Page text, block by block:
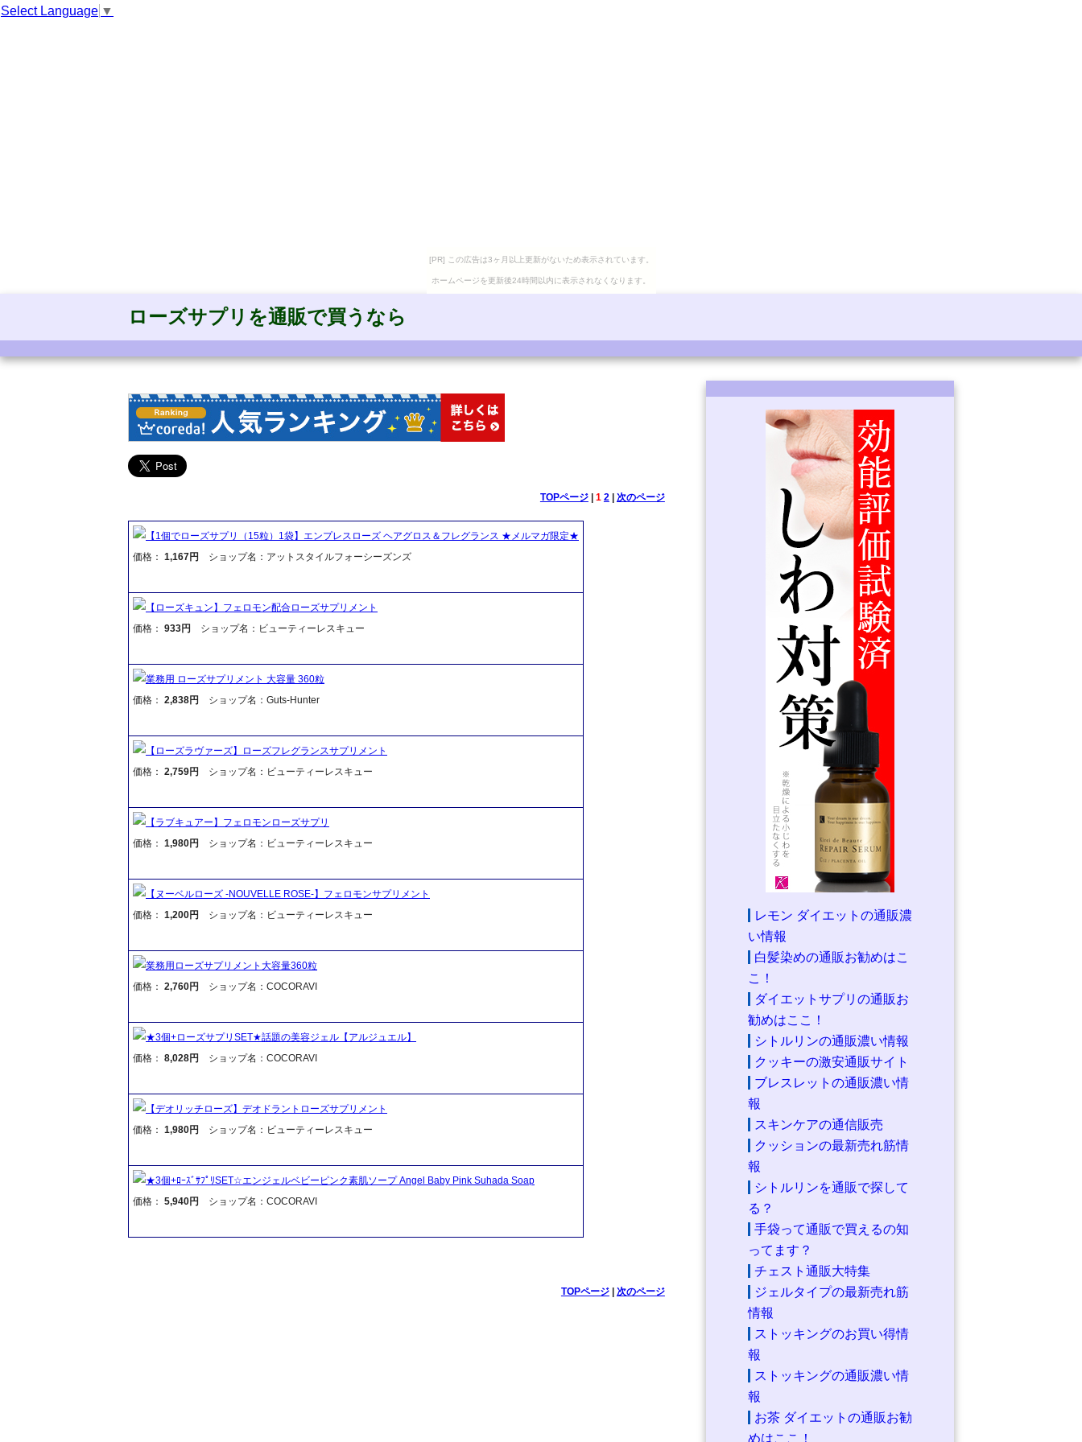
Select Language ▼
[PR] この広告は3ヶ月以上更新がないため表示されています。
ホームページを更新後24時間以内に表示されなくなります。
ローズサプリを通販で買うなら
TOPページ| 1 2| 次のページ
【1個でローズサプリ（15粒）1袋】エンプレスローズ ヘアグロス＆フレグランス ★メルマガ限定★
価格： 1,167円 ショップ名：アットスタイルフォーシーズンズ
【ローズキュン】フェロモン配合ローズサプリメント
価格： 933円 ショップ名：ビューティーレスキュー
業務用 ローズサプリメント 大容量 360粒
価格： 2,838円 ショップ名：Guts-Hunter
【ローズラヴァーズ】ローズフレグランスサプリメント
価格： 2,759円 ショップ名：ビューティーレスキュー
【ラブキュアー】フェロモンローズサプリ
価格： 1,980円 ショップ名：ビューティーレスキュー
【ヌーベルローズ -NOUVELLE ROSE-】フェロモンサプリメント
価格： 1,200円 ショップ名：ビューティーレスキュー
業務用ローズサプリメント大容量360粒
価格： 2,760円 ショップ名：COCORAVI
★3個+ローズサプリSET★話題の美容ジェル【アルジュエル】
価格： 8,028円 ショップ名：COCORAVI
【デオリッチローズ】デオドラントローズサプリメント
価格： 1,980円 ショップ名：ビューティーレスキュー
★3個+ﾛｰｽﾞｻﾌﾟﾘSET☆エンジェルベビーピンク素肌ソープ Angel Baby Pink Suhada Soap
価格： 5,940円 ショップ名：COCORAVI
TOPページ| 次のページ
レモン ダイエットの通販濃
い情報
白髪染めの通販お勧めはこ
こ！
ダイエットサプリの通販お
勧めはここ！
シトルリンの通販濃い情報
クッキーの激安通販サイト
ブレスレットの通販濃い情
報
スキンケアの通信販売
クッションの最新売れ筋情
報
シトルリンを通販で探して
る？
手袋って通販で買えるの知
ってます？
チェスト通販大特集
ジェルタイプの最新売れ筋
情報
ストッキングのお買い得情
報
ストッキングの通販濃い情
報
お茶 ダイエットの通販お勧
めはここ！